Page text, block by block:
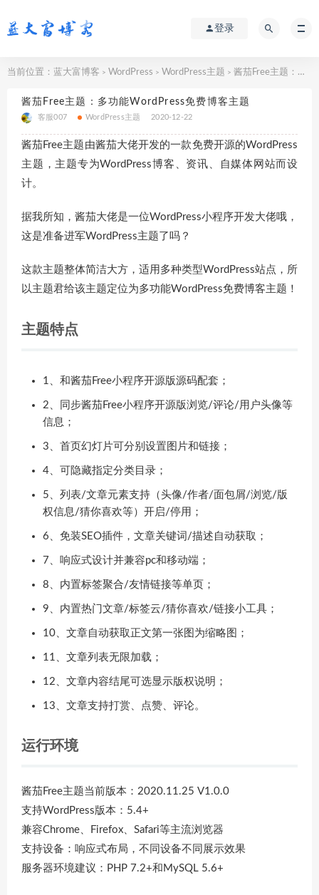
登录
当前位置： 蓝大富博客 > WordPress > WordPress主题 > 酱茄Free主题：多功能WordPress免费博客主题
酱茄Free主题：多功能WordPress免费博客主题
客服007 WordPress主题 2020-12-22
酱茄Free主题由酱茄大佬开发的一款免费开源的WordPress
主题，主题专为WordPress博客、资讯、自媒体网站而设
计。
据我所知，酱茄大佬是一位WordPress小程序开发大佬哦，
这是准备进军WordPress主题了吗？
这款主题整体简洁大方，适用多种类型WordPress站点，所
以主题君给该主题定位为多功能WordPress免费博客主题！
主题特点
1、和酱茄Free小程序开源版源码配套；
2、同步酱茄Free小程序开源版浏览/评论/用户头像等
信息；
3、首页幻灯片可分别设置图片和链接；
4、可隐藏指定分类目录；
5、列表/文章元素支持（头像/作者/面包屑/浏览/版
权信息/猜你喜欢等）开启/停用；
6、免装SEO插件，文章关键词/描述自动获取；
7、响应式设计并兼容pc和移动端；
8、内置标签聚合/友情链接等单页；
9、内置热门文章/标签云/猜你喜欢/链接小工具；
10、文章自动获取正文第一张图为缩略图；
11、文章列表无限加载；
12、文章内容结尾可选显示版权说明；
13、文章支持打赏、点赞、评论。
运行环境
酱茄Free主题当前版本：2020.11.25 V1.0.0
支持WordPress版本：5.4+
兼容Chrome、Firefox、Safari等主流浏览器
支持设备：响应式布局，不同设备不同展示效果
服务器环境建议：PHP 7.2+和MySQL 5.6+